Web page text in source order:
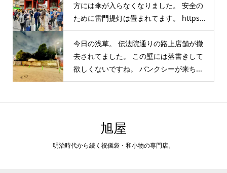
方には傘が入らなくなりました。 安全の
ために雷門提灯は畳まれてます。 https...
今日の浅草。 伝法院通りの路上店舗が撤
去されてました。 この壁には落書きして
欲しくないですね。 バンクシーが来ち...
旭屋
明治時代から続く祝儀袋・和小物の専門店。